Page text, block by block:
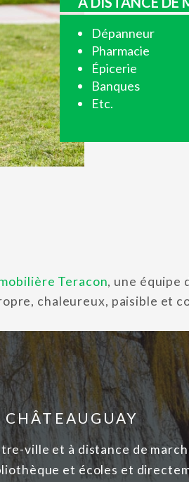
Dépanneur
Pharmacie
Épicerie
Banques
Etc.
Teracon, une équipe
chaleureux, paisible et
ville et à distance de
et écoles et